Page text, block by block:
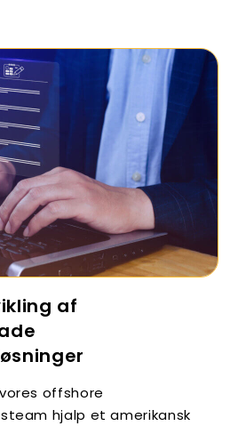
af
offshore
hjalp et amerikansk